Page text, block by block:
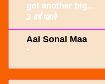
got another big...
3 वर्ष पहले
Aai Sonal Maa
-